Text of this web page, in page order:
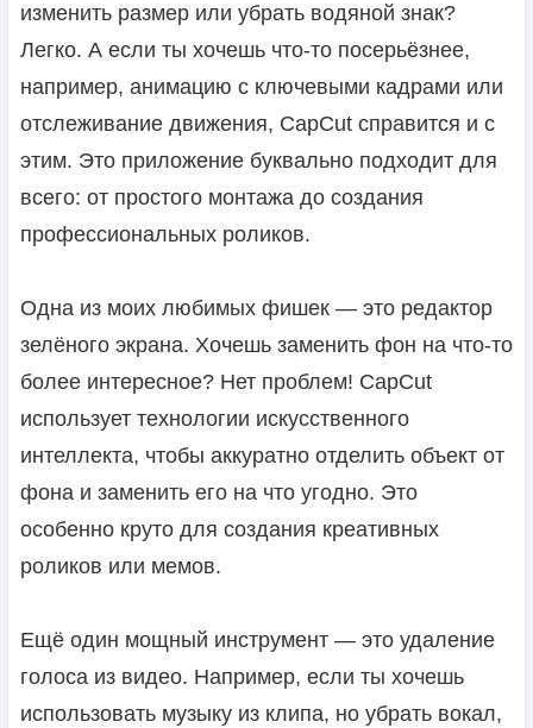
изменить размер или убрать водяной знак?
Легко. А если ты хочешь что-то посерьёзнее,
например, анимацию с ключевыми кадрами или
отслеживание движения, CapCut справится и с
этим. Это приложение буквально подходит для
всего: от простого монтажа до создания
профессиональных роликов.
Одна из моих любимых фишек — это редактор
зелёного экрана. Хочешь заменить фон на что-то
более интересное? Нет проблем! CapCut
использует технологии искусственного
интеллекта, чтобы аккуратно отделить объект от
фона и заменить его на что угодно. Это
особенно круто для создания креативных
роликов или мемов.
Ещё один мощный инструмент — это удаление
голоса из видео. Например, если ты хочешь
использовать музыку из клипа, но убрать вокал,